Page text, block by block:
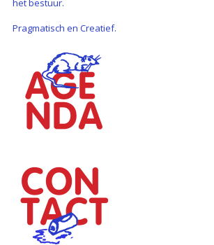
het bestuur.
Pragmatisch en Creatief.